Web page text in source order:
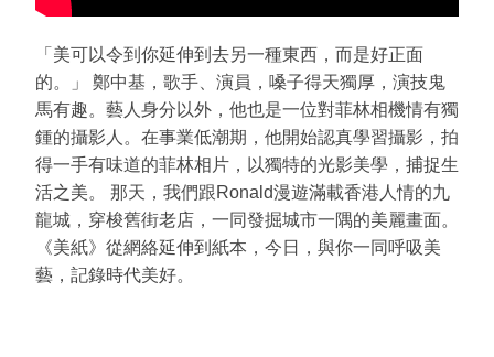
「美可以令到你延伸到去另一種東西，而是好正面
的。」 鄭中基，歌手、演員，嗓子得天獨厚，演技鬼
馬有趣。藝人身分以外，他也是一位對菲林相機情有獨
鍾的攝影人。在事業低潮期，他開始認真學習攝影，拍
得一手有味道的菲林相片，以獨特的光影美學，捕捉生
活之美。 那天，我們跟Ronald漫遊滿載香港人情的九
龍城，穿梭舊街老店，一同發掘城市一隅的美麗畫面。
《美紙》從網絡延伸到紙本，今日，與你一同呼吸美
藝，記錄時代美好。